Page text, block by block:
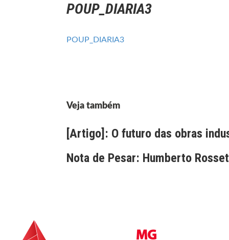
POUP_DIARIA3
POUP_DIARIA3
Veja também
[Artigo]: O futuro das obras
Nota de Pesar: Humberto